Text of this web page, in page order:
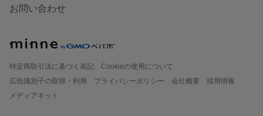
お問い合わせ
特定商取引法に基づく表記
Cookieの使用について
広告識別子の取得・利用
プライバシーポリシー 会社概要
採用情報
メディアキット